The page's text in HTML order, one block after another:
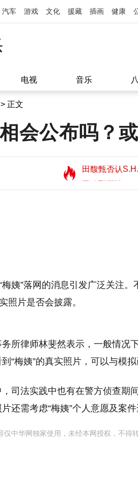
汽车 游戏 文化 援藏 插画 健康
电视 音乐
> 正文
会公布吗？
田馥甄否认
望11:08
田馥甄否认
姨”落网的消息引发广泛关注。
照片是否会披露。
所律师林斐然表示，一般情况
“梅姨”的真实照片，可以与模拟
司法实践中也有在警方侦查期
还需考虑“梅姨”个人意愿及案
仅中华网独家使用，未经本网授权，不得